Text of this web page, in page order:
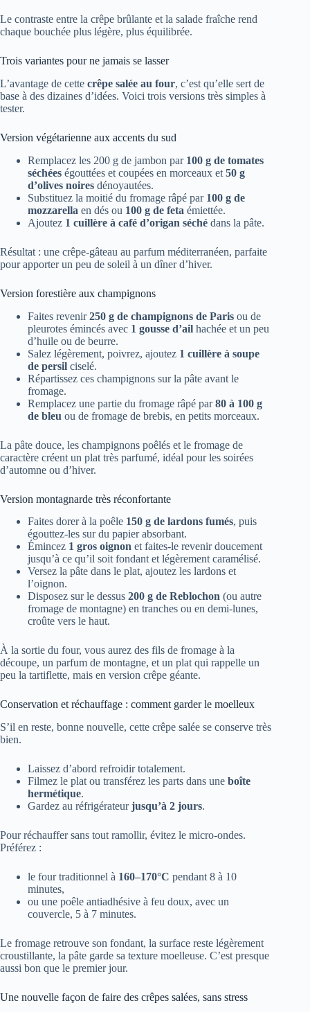
Le contraste entre la crêpe brûlante et la salade fraîche rend
chaque bouchée plus légère, plus équilibrée.
Trois variantes pour ne jamais se lasser
L’avantage de cette crêpe salée au four, c’est qu’elle sert de
base à des dizaines d’idées. Voici trois versions très simples à
tester.
Version végétarienne aux accents du sud
Remplacez les 200 g de jambon par 100 g de tomates
séchées égouttées et coupées en morceaux et 50 g
d’olives noires dénoyautées.
Substituez la moitié du fromage râpé par 100 g de
mozzarella en dés ou 100 g de feta émiettée.
Ajoutez 1 cuillère à café d’origan séché dans la pâte.
Résultat : une crêpe-gâteau au parfum méditerranéen, parfaite
pour apporter un peu de soleil à un dîner d’hiver.
Version forestière aux champignons
Faites revenir250 g de champignons de Paris ou de
pleurotes émincés avec 1 gousse d’ail hachée et un peu
d’huile ou de beurre.
Salez légèrement, poivrez, ajoutez 1 cuillère à soupe
de persil ciselé.
Répartissez ces champignons sur la pâte avant le
fromage.
Remplacez une partie du fromage râpé par80 à 100 g
de bleu ou de fromage de brebis, en petits morceaux.
La pâte douce, les champignons poêlés et le fromage de
caractère créent un plat très parfumé, idéal pour les soirées
d’automne ou d’hiver.
Version montagnarde très réconfortante
Faites dorer à la poêle 150 g de lardons fumés, puis
égouttez-les sur du papier absorbant.
Émincez 1 gros oignon et faites-le revenir doucement
jusqu’à ce qu’il soit fondant et légèrement caramélisé.
Versez la pâte dans le plat, ajoutez les lardons et
l’oignon.
Disposez sur le dessus 200 g de Reblochon (ou autre
fromage de montagne) en tranches ou en demi-lunes,
croûte vers le haut.
À la sortie du four, vous aurez des fils de fromage à la
découpe, un parfum de montagne, et un plat qui rappelle un
peu la tartiflette, mais en version crêpe géante.
Conservation et réchauffage : comment garder le moelleux
S’il en reste, bonne nouvelle, cette crêpe salée se conserve très
bien.
Laissez d’abord refroidir totalement.
Filmez le plat ou transférez les parts dans une boîte
hermétique.
Gardez au réfrigérateurjusqu’à 2 jours.
Pour réchauffer sans tout ramollir, évitez le micro-ondes.
Préférez :
le four traditionnel à 160–170°C pendant 8 à 10
minutes,
ou une poêle antiadhésive à feu doux, avec un
couvercle, 5 à 7 minutes.
Le fromage retrouve son fondant, la surface reste légèrement
croustillante, la pâte garde sa texture moelleuse. C’est presque
aussi bon que le premier jour.
Une nouvelle façon de faire des crêpes salées, sans stress